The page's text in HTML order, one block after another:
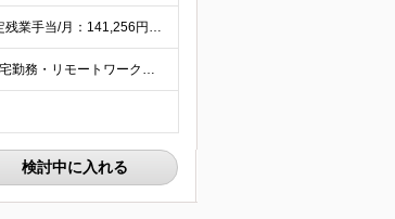
＜予定年収＞600万円～1,000万円 月給：500,000円～833,333円 ※固定残業手当/月：141,256円～187,090円（固定残業時間50時間0分/月）を含む。超過した時間外労働の残
＜本社勤務＞ 東京都中央区日本橋2丁目7−1 東京日本橋タワー29F ※在宅勤務・リモートワーク：相談可（在宅） 変更の範囲：会社の定める事業所（リモートワーク含む）
検討中に入れる